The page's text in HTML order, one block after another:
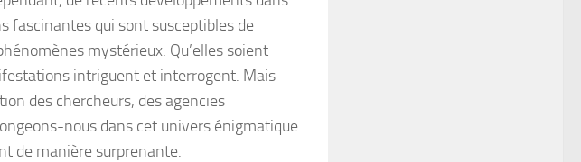
fascinantes qui sont susceptibles de
mystérieux. Qu’elles soient
intriguent et interrogent. Mais
des chercheurs, des agencies
nous dans cet univers énigmatique
de manière surprenante.